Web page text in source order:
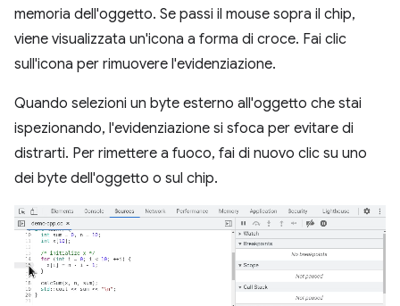
memoria dell'oggetto. Se passi il mouse sopra il chip,
viene visualizzata un'icona a forma di croce. Fai clic
sull'icona per rimuovere l'evidenziazione.
Quando selezioni un byte esterno all'oggetto che stai
ispezionando, l'evidenziazione si sfoca per evitare di
distrarti. Per rimettere a fuoco, fai di nuovo clic su uno
dei byte dell'oggetto o sul chip.